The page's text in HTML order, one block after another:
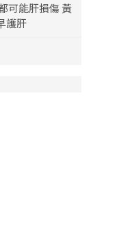
可能肝損傷 黃
護肝